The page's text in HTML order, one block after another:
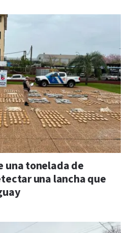
una tonelada de
una lancha que